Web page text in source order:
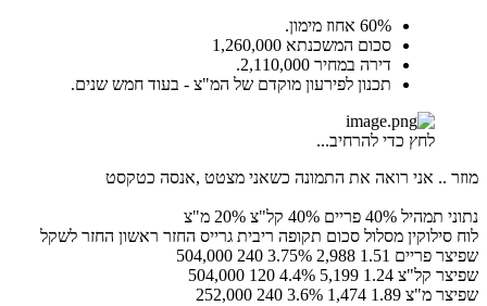
60% אחוז מימון.
סכום המשכנתא 1,260,000
דירה במחיר 2,110,000.
תכנון לפירעון מוקדם של המ"צ - בעוד חמש שנים.
לחץ כדי להרחיב...
מוזר .. אני רואה את התמונה כשאני מצטט ,אנסה כטקסט
נתוני תמהיל 40% פריים 40% קל"צ 20% מ"צ
לוח סילוקין מסלול סכום תקופה ריבית גרייס החזר ראשון החזר לשקל
שפיצר פריים 1.51 2,988 3.75% 240 504,000
שפיצר קל"צ 1.24 5,199 4.4% 120 504,000
שפיצר מ"צ 1.89 1,474 3.6% 240 252,000